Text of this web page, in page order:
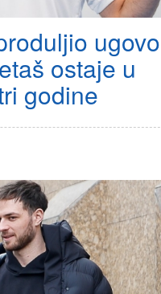
ostaje u
godine